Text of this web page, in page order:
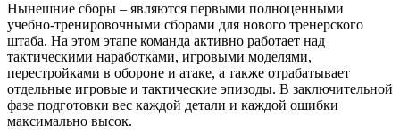
Нынешние сборы – являются первыми полноценными
учебно-тренировочными сборами для нового тренерского
штаба. На этом этапе команда активно работает над
тактическими наработками, игровыми моделями,
перестройками в обороне и атаке, а также отрабатывает
отдельные игровые и тактические эпизоды. В заключительной
фазе подготовки вес каждой детали и каждой ошибки
максимально высок.